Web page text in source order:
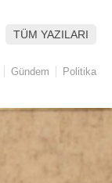
TÜM YAZILARI
Gündem Politika